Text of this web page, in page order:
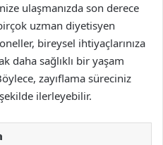
ulaşmanızda son derece
uzman diyetisyen
bireysel ihtiyaçlarınıza
daha sağlıklı bir yaşam
zayıflama süreciniz
ilerleyebilir.